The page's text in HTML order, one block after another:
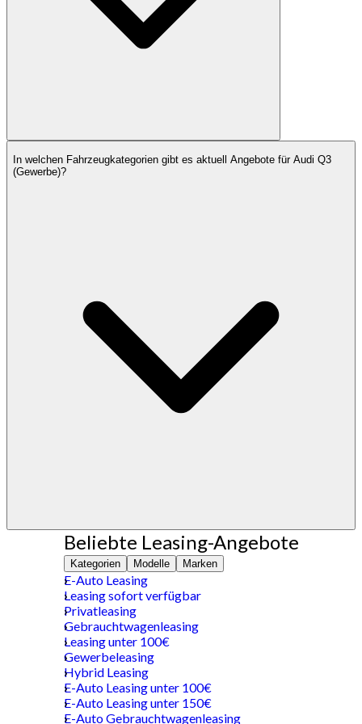
In welchen Fahrzeugkategorien gibt es aktuell Angebote für Audi Q3
(Gewerbe)?
Beliebte Leasing-Angebote
Kategorien Modelle Marken
E-Auto Leasing
Leasing sofort verfügbar
Privatleasing
Gebrauchtwagenleasing
Leasing unter 100€
Gewerbeleasing
Hybrid Leasing
E-Auto Leasing unter 100€
E-Auto Leasing unter 150€
E-Auto Gebrauchtwagenleasing